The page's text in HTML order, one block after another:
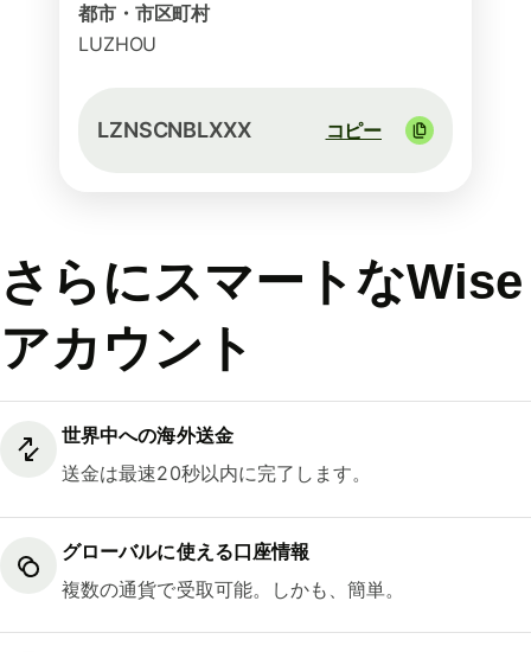
都市・市区町村
LUZHOU
LZNSCNBLXXX コピー
さらにスマートなWise
アカウント
世界中への海外送金
送金は最速20秒以内に完了します。
グローバルに使える口座情報
複数の通貨で受取可能。しかも、簡単。